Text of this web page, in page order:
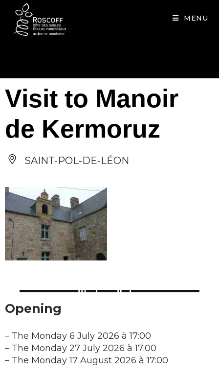
MENU
Visit to Manoir
de Kermoruz
SAINT-POL-DE-LÉON
Opening
– The Monday 6 July 2026 à 17:00
– The Monday 27 July 2026 à 17:00
– The Monday 17 August 2026 à 17:00
Cookies management panel